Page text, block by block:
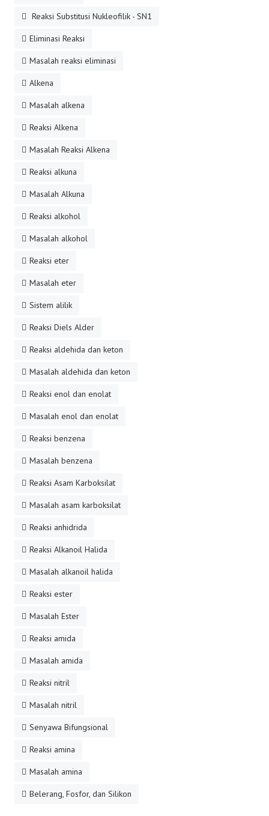
Reaksi Substitusi Nukleofilik - SN1
Eliminasi Reaksi
Masalah reaksi eliminasi
Alkena
Masalah alkena
Reaksi Alkena
Masalah Reaksi Alkena
Reaksi alkuna
Masalah Alkuna
Reaksi alkohol
Masalah alkohol
Reaksi eter
Masalah eter
Sistem alilik
Reaksi Diels Alder
Reaksi aldehida dan keton
Masalah aldehida dan keton
Reaksi enol dan enolat
Masalah enol dan enolat
Reaksi benzena
Masalah benzena
Reaksi Asam Karboksilat
Masalah asam karboksilat
Reaksi anhidrida
Reaksi Alkanoil Halida
Masalah alkanoil halida
Reaksi ester
Masalah Ester
Reaksi amida
Masalah amida
Reaksi nitril
Masalah nitril
Senyawa Bifungsional
Reaksi amina
Masalah amina
Belerang, Fosfor, dan Silikon